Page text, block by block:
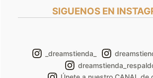
SIGUENOS EN
_dreamstienda_